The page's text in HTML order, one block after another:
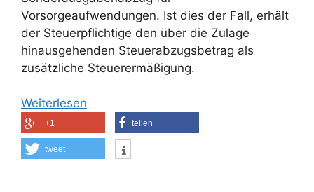
Vorsorgeaufwendungen. Ist dies der Fall, erhält
der Steuerpflichtige den über die Zulage
hinausgehenden Steuerabzugsbetrag als
zusätzliche Steuerermäßigung.
Weiterlesen
+1 teilen
tweet